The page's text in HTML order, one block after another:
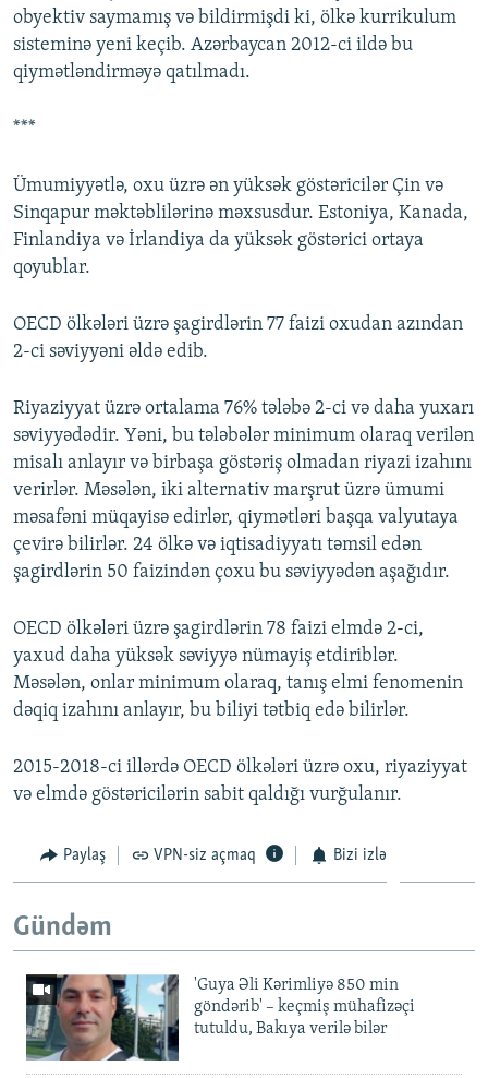
obyektiv saymamış və bildirmişdi ki, ölkə kurrikulum
sisteminə yeni keçib. Azərbaycan 2012-ci ildə bu
qiymətləndirməyə qatılmadı.
***
Ümumiyyətlə, oxu üzrə ən yüksək göstəricilər Çin və
Sinqapur məktəblilərinə məxsusdur. Estoniya, Kanada,
Finlandiya və İrlandiya da yüksək göstərici ortaya
qoyublar.
OECD ölkələri üzrə şagirdlərin 77 faizi oxudan azından
2-ci səviyyəni əldə edib.
Riyaziyyat üzrə ortalama 76% tələbə 2-ci və daha yuxarı
səviyyədədir. Yəni, bu tələbələr minimum olaraq verilən
misalı anlayır və birbaşa göstəriş olmadan riyazi izahını
verirlər. Məsələn, iki alternativ marşrut üzrə ümumi
məsafəni müqayisə edirlər, qiymətləri başqa valyutaya
çevirə bilirlər. 24 ölkə və iqtisadiyyatı təmsil edən
şagirdlərin 50 faizindən çoxu bu səviyyədən aşağıdır.
OECD ölkələri üzrə şagirdlərin 78 faizi elmdə 2-ci,
yaxud daha yüksək səviyyə nümayiş etdiriblər.
Məsələn, onlar minimum olaraq, tanış elmi fenomenin
dəqiq izahını anlayır, bu biliyi tətbiq edə bilirlər.
2015-2018-ci illərdə OECD ölkələri üzrə oxu, riyaziyyat
və elmdə göstəricilərin sabit qaldığı vurğulanır.
Paylaş VPN-siz açmaq Bizi izlə
Gündəm
'Guya Əli Kərimliyə 850 min
göndərib' – keçmiş mühafizəçi
tutuldu, Bakıya verilə bilər